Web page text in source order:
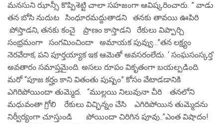
మనసుని ఝాన్సీ కొప్పిశెట్టి చాలా సహజంగా ఆవిష్కరించారు. ” వాడు
తన బోసి నుదుట సింధూరమద్దుతాడని తనకు తావయి ఊపిరి
పోస్తాడని, తనకు కంచై ప్రాణం కాస్తాడని రేకులు విప్పార్చి
సంభ్రమంగా సంగమించిందా అమాయక పువ్వు…”తన లక్ష్యం
నెరవేరాక, పని పూర్తయ్యాక ఇక ఆమెతో అవసరంలేదు. ‘ సంఘసంస్కర్త’
అవతారం సమాప్తమైంది. అసలు రూపం వికృతంగా బయల్పడింది.
మరో “పూజ కర్హం కాని వితంతు పుష్పం” కోసం వేటాడడానికి
ఎగిరిపోయిందా తుమ్మెద. “ముల్లయి నిలువునా చీరి తనలోని
మధువంతా గ్రోలి రేకులు విచ్ఛిన్నం చేసి ఎగిరిపోయిన తుమ్మెదను
నిర్వీర్యంగా చూస్తుండి పోయిందా చిరిగిన పూవు..”ఎంత విషాదం!